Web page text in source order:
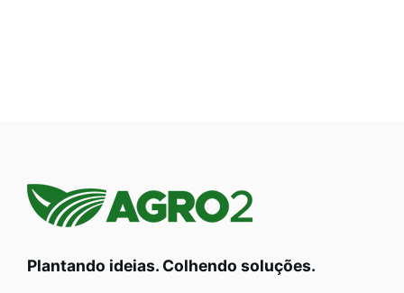
Plantando ideias. Colhendo soluções.